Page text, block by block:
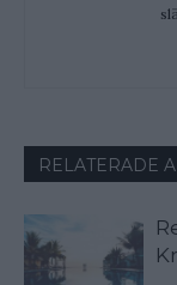
RELATERADE